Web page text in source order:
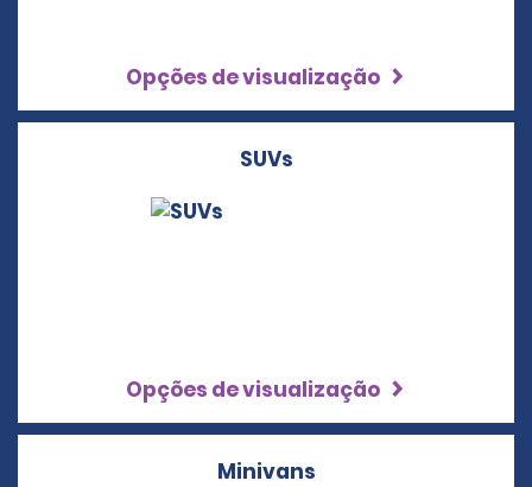
Opções de visualização
SUVs
Opções de visualização
Minivans